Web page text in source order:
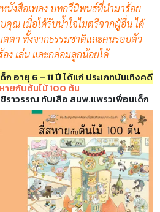
นังสือเพลง บทกวีนิพนธ์ที่นำมาร้อย
คุณ เมื่อได้รับน้ำใจไมตรีจากผู้อื่น ได้
ตตา ทั้งจากธรรมชาติและคนรอบตัว
ง เล่น และกล่อมลูกน้อยได้
อายุ 6 – 11 ปี ได้แก่ ประเภทบันเทิงคดี
ายกับต้นไม้ 100 ต้น
ราวรรณ ทับเสือ สนพ.แพรวเพื่อนเด็ก